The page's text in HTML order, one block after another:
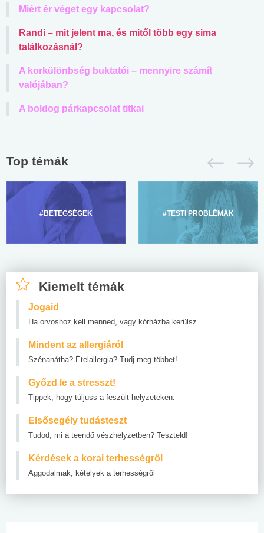
Miért ér véget egy kapcsolat?
Randi – mit jelent ma, és mitől több egy sima
találkozásnál?
A korkülönbség buktatói – mennyire számít
valójában?
A boldog párkapcsolat titkai
Top témák
#BETEGSÉGEK #TESTI PROBLÉMÁK
Kiemelt témák
Jogaid
Ha orvoshoz kell menned, vagy kórházba kerülsz
Mindent az allergiáról
Szénanátha? Ételallergia? Tudj meg többet!
Győzd le a stresszt!
Tippek, hogy túljuss a feszült helyzeteken.
Elsősegély tudásteszt
Tudod, mi a teendő vészhelyzetben? Teszteld!
Kérdések a korai terhességről
Aggodalmak, kételyek a terhességről